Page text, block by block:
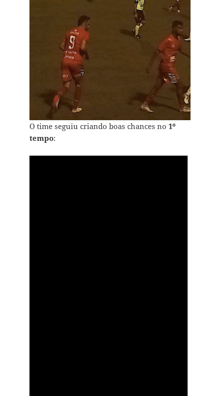
O time seguiu criando boas chances no 1º
tempo: